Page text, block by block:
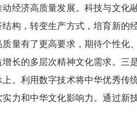
经济高质量发展。科技与文
构，转变生产方式，培育新
量有了更高要求，期待个性
长的多层次精神文化需求。三
。利用数字技术将中华优秀
力和中华文化影响力。通过